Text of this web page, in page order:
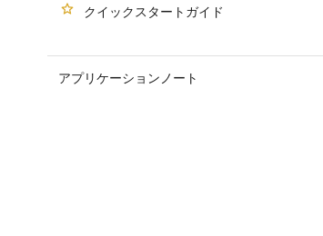
クイックスタートガイド
アプリケーションノート